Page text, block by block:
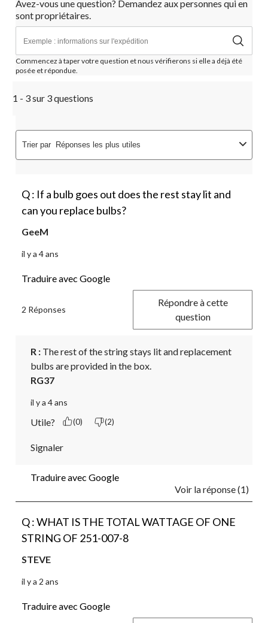
Avez-vous une question? Demandez aux personnes qui en
sont propriétaires.
Commencez à taper votre question et nous vérifierons si elle a déjà été
posée et répondue.
1 - 3 sur 3 questions
Trier par Réponses les plus utiles
Q : If a bulb goes out does the rest stay lit and
can you replace bulbs?
GeeM
il y a 4 ans
Traduire avec Google
2 Réponses
Répondre à cette
question
R : The rest of the string stays lit and replacement
bulbs are provided in the box.
RG37
il y a 4 ans
Utile? (0) (2)
Signaler
Traduire avec Google
Voir la réponse (1)
Q : WHAT IS THE TOTAL WATTAGE OF ONE
STRING OF 251-007-8
STEVE
il y a 2 ans
Traduire avec Google